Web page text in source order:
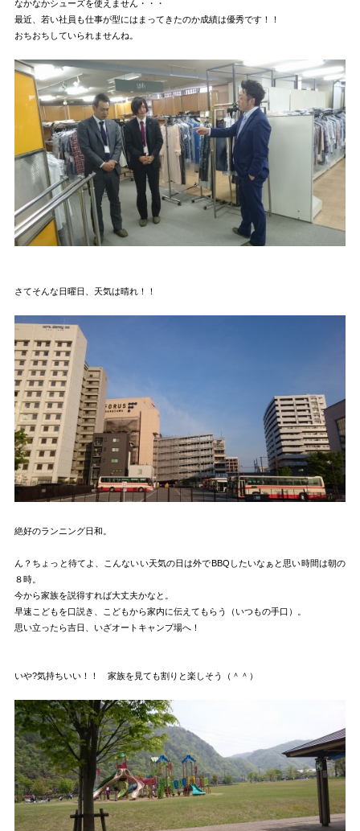
なかなかシューズを使えません・・・
最近、若い社員も仕事が型にはまってきたのか成績は優秀です！！
おちおちしていられませんね。
さてそんな日曜日、天気は晴れ！！
絶好のランニング日和。
ん？ちょっと待てよ、こんないい天気の日は外でBBQしたいなぁと思い時間は朝の
８時。
今から家族を説得すれば大丈夫かなと。
早速こどもを口説き、こどもから家内に伝えてもらう（いつもの手口）。
思い立ったら吉日、いざオートキャンプ場へ！
いや?気持ちいい！！ 家族を見ても割りと楽しそう（＾＾）